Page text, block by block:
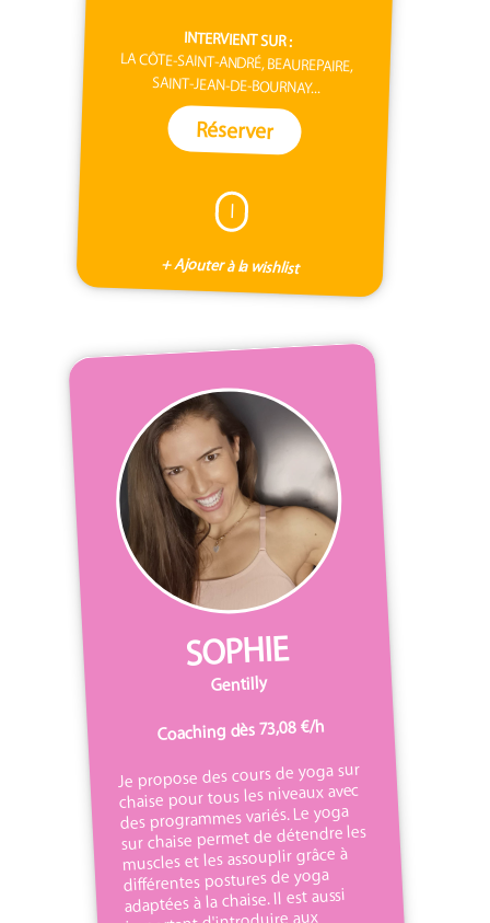
INTERVIENT SUR :
LA CÔTE-SAINT-ANDRÉ, BEAUREPAIRE,
SAINT-JEAN-DE-BOURNAY...
Réserver
I
+ Ajouter à la wishlist
SOPHIE
Gentilly
Coaching dès 73,08 €/h
Je propose des cours de yoga sur
chaise pour tous les niveaux avec
des programmes variés. Le yoga
sur chaise permet de détendre les
muscles et les assouplir grâce à
différentes postures de yoga
adaptées à la chaise. Il est aussi